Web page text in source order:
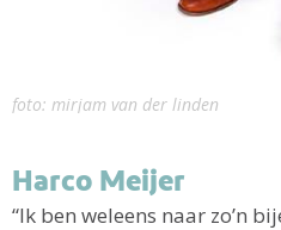
foto: mirjam van der linden
Harco Meijer
“Ik ben weleens naar zo’n